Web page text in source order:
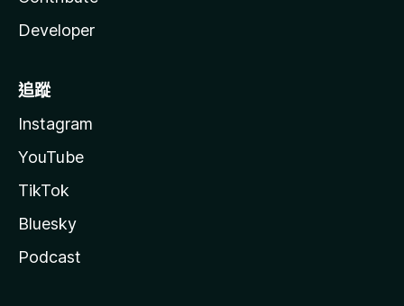
Developer
追蹤
Instagram
YouTube
TikTok
Bluesky
Podcast